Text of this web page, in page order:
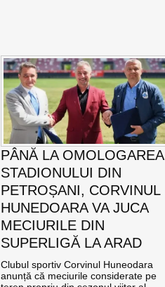
PÂNĂ LA OMOLOGAREA
STADIONULUI DIN
PETROȘANI, CORVINUL
HUNEDOARA VA JUCA
MECIURILE DIN
SUPERLIGĂ LA ARAD
Clubul sportiv Corvinul Huneodara
anunță că meciurile considerate pe